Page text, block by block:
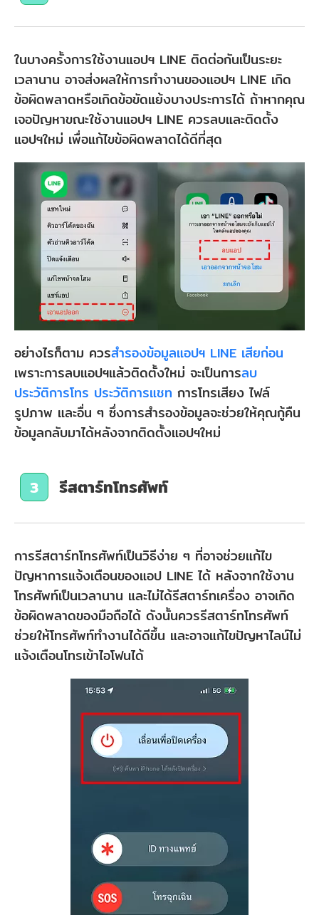
ในบางครั้งการใช้งานแอปฯ LINE ติดต่อกันเป็นระยะ
เวลานาน อาจส่งผลให้การทำงานของแอปฯ LINE เกิด
ข้อผิดพลาดหรือเกิดข้อขัดแย้งบางประการได้ ถ้าหากคุณ
เจอปัญหาขณะใช้งานแอปฯ LINE ควรลบและติดตั้ง
แอปฯใหม่ เพื่อแก้ไขข้อผิดพลาดได้ดีที่สุด
อย่างไรก็ตาม ควรสำรองข้อมูลแอปฯ LINE เสียก่อน
เพราะการลบแอปฯแล้วติดตั้งใหม่ จะเป็นการลบ
ประวัติการโทร ประวัติการแชท การโทรเสียง ไฟล์
รูปภาพ และอื่น ๆ ซึ่งการสำรองข้อมูลจะช่วยให้คุณกู้คืน
ข้อมูลกลับมาได้หลังจากติดตั้งแอปฯใหม่
3 รีสตาร์ทโทรศัพท์
การรีสตาร์ทโทรศัพท์เป็นวิธีง่าย ๆ ที่อาจช่วยแก้ไข
ปัญหาการแจ้งเตือนของแอป LINE ได้ หลังจากใช้งาน
โทรศัพท์เป็นเวลานาน และไม่ได้รีสตาร์ทเครื่อง อาจเกิด
ข้อผิดพลาดของมือถือได้ ดังนั้นควรรีสตาร์ทโทรศัพท์
ช่วยให้โทรศัพท์ทำงานได้ดีขึ้น และอาจแก้ไขปัญหาไลน์ไม่
แจ้งเตือนโทรเข้าไอโฟนได้